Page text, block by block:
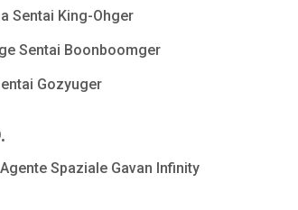
Sentai King-Ohger
Sentai Boonboomger
Gozyuger
Spaziale Gavan Infinity